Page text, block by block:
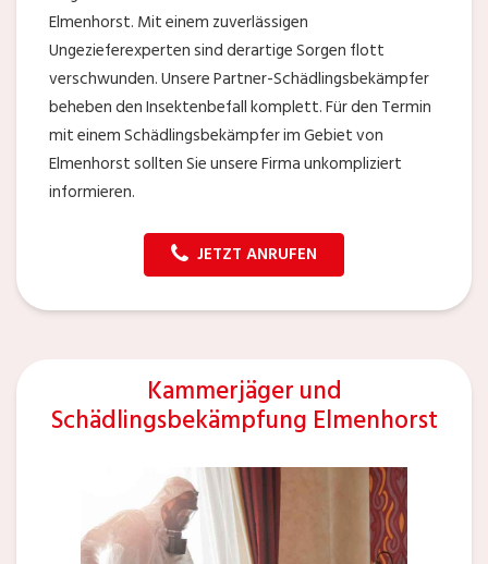
Elmenhorst. Mit einem zuverlässigen
Ungezieferexperten sind derartige Sorgen flott
verschwunden. Unsere Partner-Schädlingsbekämpfer
beheben den Insektenbefall komplett. Für den Termin
mit einem Schädlingsbekämpfer im Gebiet von
Elmenhorst sollten Sie unsere Firma unkompliziert
informieren.
JETZT ANRUFEN
Kammerjäger und
Schädlingsbekämpfung Elmenhorst